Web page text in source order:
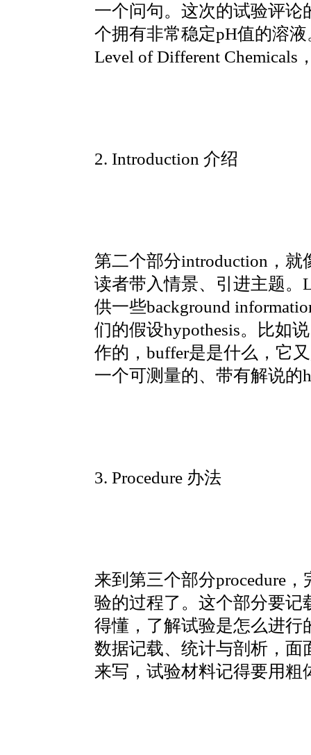
一个问句。这次的试验评论
个拥有非常稳定pH值的溶液
Level of Different
2. Introduction 介绍
第二个部分introduction，就
读者带入情景、引进主题。
供一些background
们的假设hypothesis。比如
作的，buffer是是什么，它
一个可测量的、带有解说的
3. Procedure 办法
来到第三个部分procedure
验的过程了。这个部分要记
得懂，了解试验是怎么进行
数据记载、统计与剖析，面
来写，试验材料记得要用